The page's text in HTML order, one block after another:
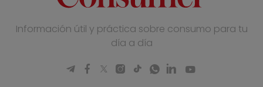
Información útil y práctica sobre consumo para tu
día a día